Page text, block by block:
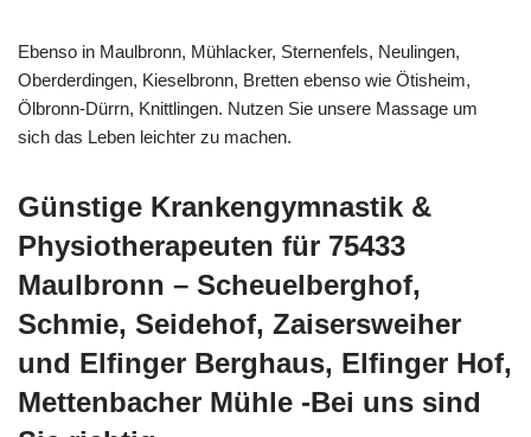
Ebenso in Maulbronn, Mühlacker, Sternenfels, Neulingen,
Oberderdingen, Kieselbronn, Bretten ebenso wie Ötisheim,
Ölbronn-Dürrn, Knittlingen. Nutzen Sie unsere Massage um
sich das Leben leichter zu machen.
Günstige Krankengymnastik &
Physiotherapeuten für 75433
Maulbronn – Scheuelberghof,
Schmie, Seidehof, Zaisersweiher
und Elfinger Berghaus, Elfinger Hof,
Mettenbacher Mühle -Bei uns sind